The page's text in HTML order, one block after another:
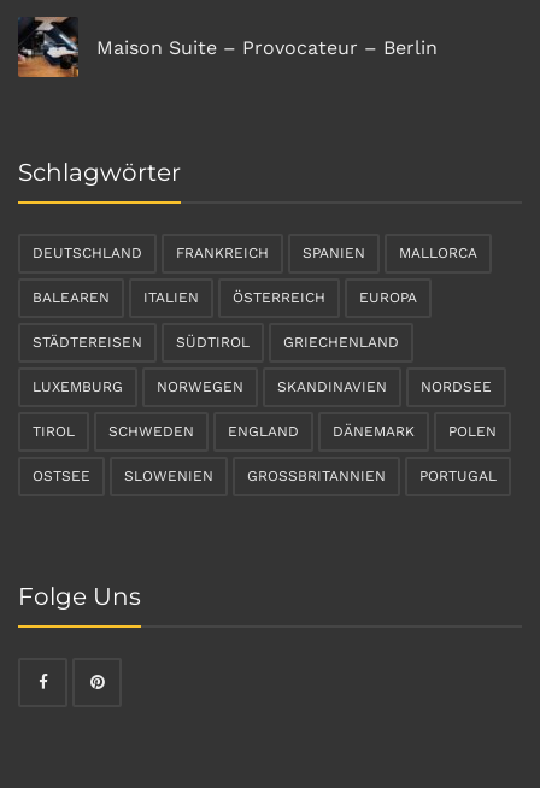
Maison Suite – Provocateur – Berlin
Schlagwörter
DEUTSCHLAND FRANKREICH SPANIEN MALLORCA
BALEAREN ITALIEN ÖSTERREICH EUROPA
STÄDTEREISEN SÜDTIROL GRIECHENLAND
LUXEMBURG NORWEGEN SKANDINAVIEN NORDSEE
TIROL SCHWEDEN ENGLAND DÄNEMARK POLEN
OSTSEE SLOWENIEN GROSSBRITANNIEN PORTUGAL
Folge Uns